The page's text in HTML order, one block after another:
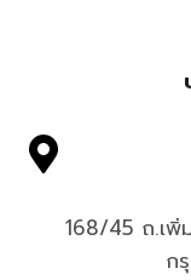
168/45 ถ.เพิ่
ก